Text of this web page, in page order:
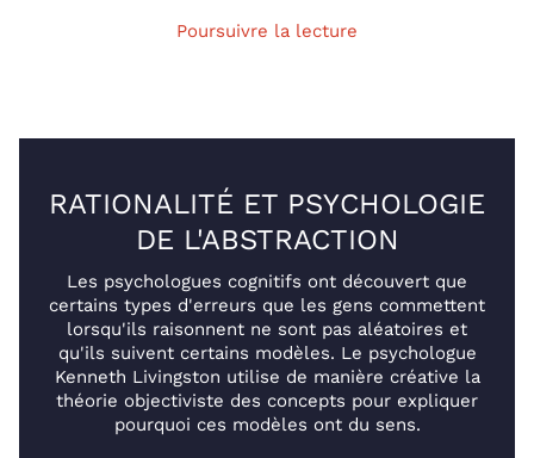
Poursuivre la lecture
RATIONALITÉ ET PSYCHOLOGIE
DE L'ABSTRACTION
Les psychologues cognitifs ont découvert que
certains types d'erreurs que les gens commettent
lorsqu'ils raisonnent ne sont pas aléatoires et
qu'ils suivent certains modèles. Le psychologue
Kenneth Livingston utilise de manière créative la
théorie objectiviste des concepts pour expliquer
pourquoi ces modèles ont du sens.